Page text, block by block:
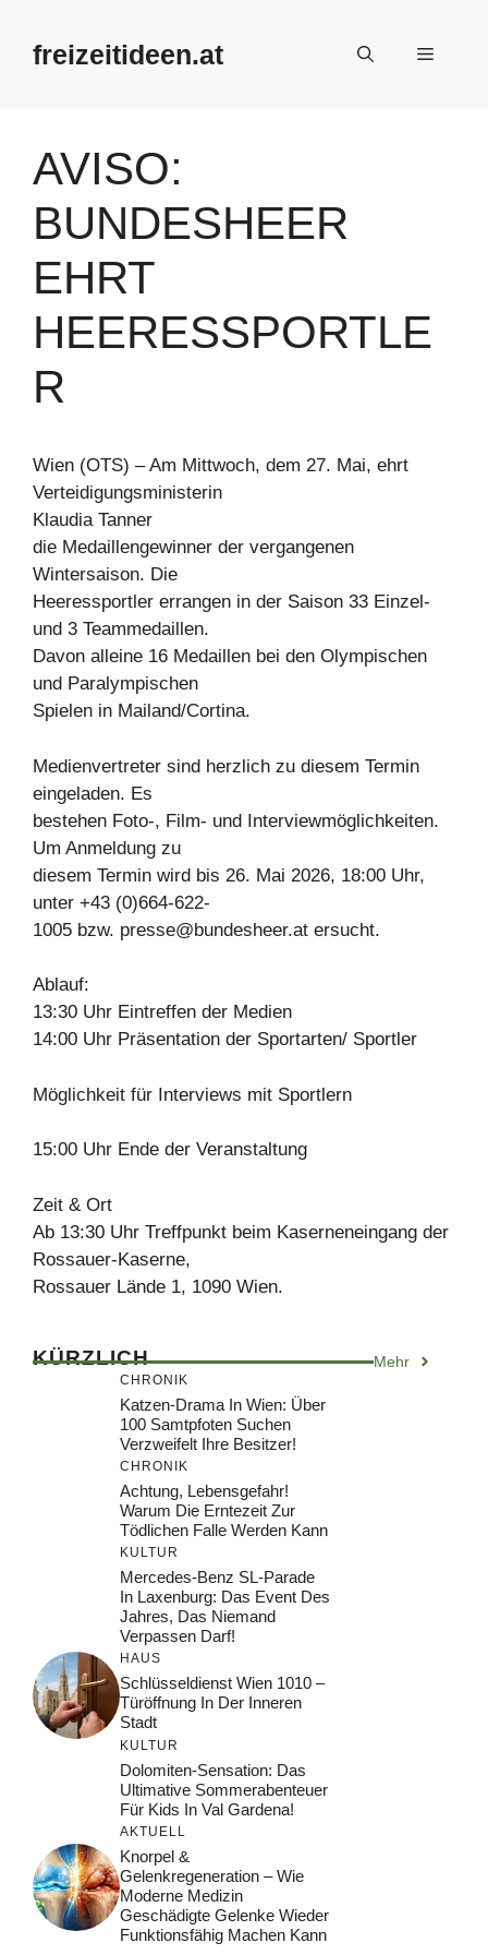
Inhalt
springenfreizeitideen.at Menü
AVISO:
BUNDESHEER
EHRT
HEERESSPORTLE
R
Wien (OTS) – Am Mittwoch, dem 27. Mai, ehrt
Verteidigungsministerin
Klaudia Tanner
die Medaillengewinner der vergangenen
Wintersaison. Die
Heeressportler errangen in der Saison 33 Einzel-
und 3 Teammedaillen.
Davon alleine 16 Medaillen bei den Olympischen
und Paralympischen
Spielen in Mailand/Cortina.
Medienvertreter sind herzlich zu diesem Termin
eingeladen. Es
bestehen Foto-, Film- und Interviewmöglichkeiten.
Um Anmeldung zu
diesem Termin wird bis 26. Mai 2026, 18:00 Uhr,
unter +43 (0)664-622-
1005 bzw. presse@bundesheer.at ersucht.
Ablauf:
13:30 Uhr Eintreffen der Medien
14:00 Uhr Präsentation der Sportarten/ Sportler
Möglichkeit für Interviews mit Sportlern
15:00 Uhr Ende der Veranstaltung
Zeit & Ort
Ab 13:30 Uhr Treffpunkt beim Kaserneneingang der
Rossauer-Kaserne,
Rossauer Lände 1, 1090 Wien.
KÜRZLICH Mehr
CHRONIK
Katzen-Drama In Wien: Über
100 Samtpfoten Suchen
Verzweifelt Ihre Besitzer!
CHRONIK
Achtung, Lebensgefahr!
Warum Die Erntezeit Zur
Tödlichen Falle Werden Kann
KULTUR
Mercedes-Benz SL-Parade
In Laxenburg: Das Event Des
Jahres, Das Niemand
Verpassen Darf!
HAUS
Schlüsseldienst Wien 1010 –
Türöffnung In Der Inneren
Stadt
KULTUR
Dolomiten-Sensation: Das
Ultimative Sommerabenteuer
Für Kids In Val Gardena!
AKTUELL
Knorpel &
Gelenkregeneration – Wie
Moderne Medizin
Geschädigte Gelenke Wieder
Funktionsfähig Machen Kann